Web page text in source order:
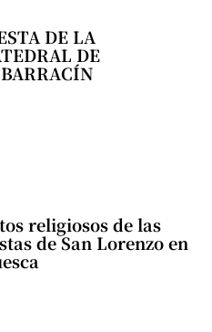
DE LA
DE
religiosos de las
de San Lorenzo en